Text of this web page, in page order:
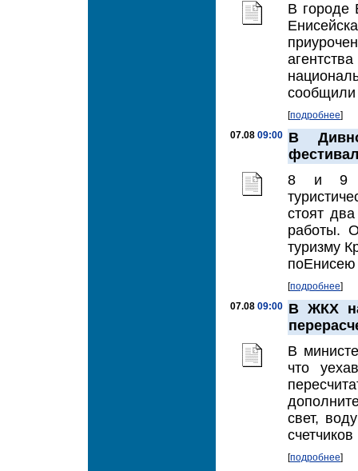
В городе
сообщили
[подробнее]
07.08 09:00 В
8 и 9
стоят
работы.
туризму
поЕнисею
[подробнее]
07.08 09:00 В ЖКХ
В
что
свет,
[подробнее]